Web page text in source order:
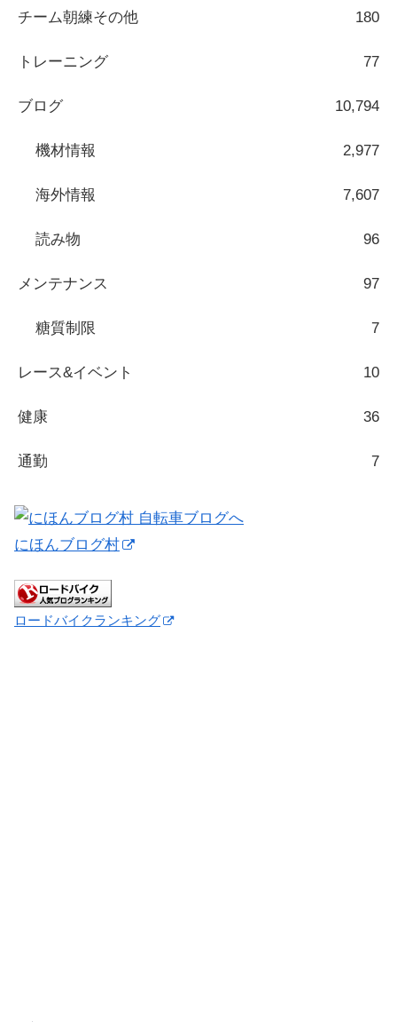
チーム朝練その他 180
トレーニング 77
ブログ 10,794
機材情報 2,977
海外情報 7,607
読み物 96
メンテナンス 97
糖質制限 7
レース&イベント 10
健康 36
通勤 7
にほんブログ村
ロードバイクランキング